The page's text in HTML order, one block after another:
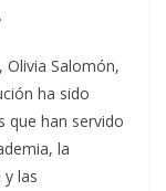
Salomón,
ha sido
que han servido
la
las